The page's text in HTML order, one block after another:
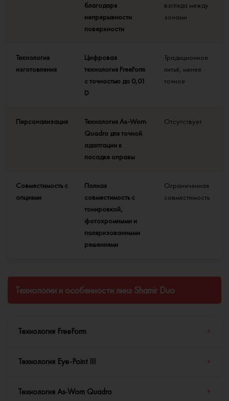
благодаря
непрерывности
поверхности
взгляда между
зонами
Технология
изготовления
Цифровая
технология FreeForm
с точностью до 0,01
D
Традиционное
литьё, менее
точное
Персонализация
Технология As-Worn
Quadro для точной
адаптации к
посадке оправы
Отсутствует
Совместимость с
опциями
Полная
совместимость с
тонировкой,
фотохромными и
поляризованными
решениями
Ограниченная
совместимость
Технологии и особенности линз Shamir Duo
Технология FreeForm +
точностью до 0,01 D. В отличие от традиционного литья,
Технология Eye-Point III +
Технология As-Worn Quadro +